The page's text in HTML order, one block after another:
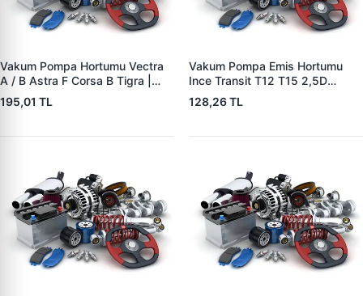
Vakum Pompa Hortumu Vectra
A / B Astra F Corsa B Tigra |
YTT Y11640 | OEM 5545508
195,01 TL
Vakum Pompa Emis Hortumu
Ince Transit T12 T15 2,5D
92>00 | YTT Y40147 | OEM
864F2L334CA
128,26 TL